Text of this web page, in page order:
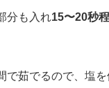
分も入れ15〜20秒
で茹でるので、塩